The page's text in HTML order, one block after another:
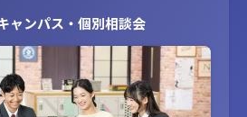
ャンパス・個別相談会